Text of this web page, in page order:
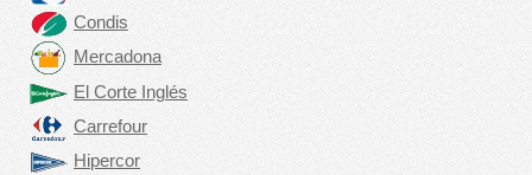
Condis
Mercadona
El Corte Inglés
Carrefour
Hipercor